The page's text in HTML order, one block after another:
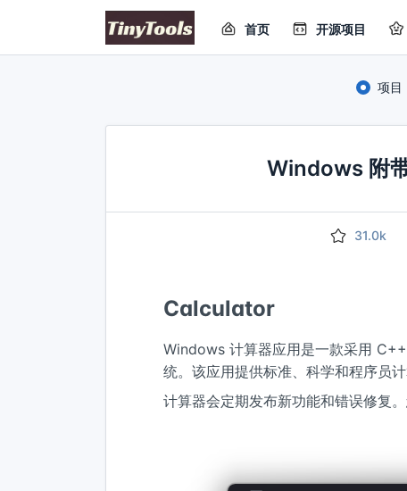
首页 开源项目
项目
Windows 附
31.0k
Calculator
Windows 计算器应用是一款采用
统。该应用提供标准、科学和程序员
计算器会定期发布新功能和错误修复